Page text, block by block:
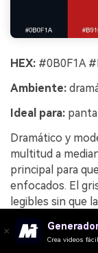
HEX: #0B0F1A
Ambiente:
Ideal para:
Dramático y
multitud a
principal para
enfocados. El
legibles sin que
mantén los
sea el elemento
Crea videos